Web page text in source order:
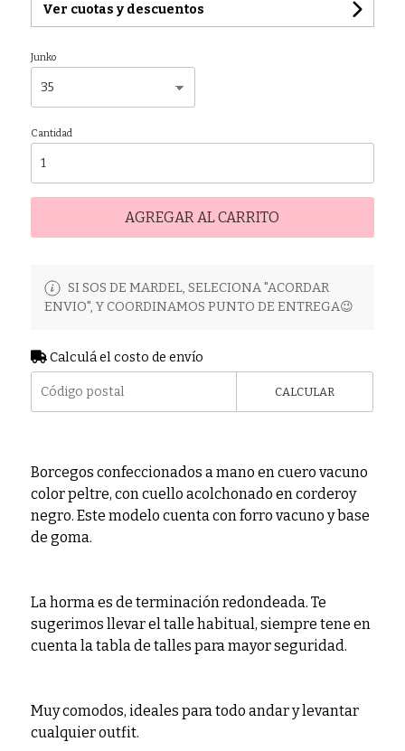
Ver cuotas y descuentos
Junko
Cantidad
AGREGAR AL CARRITO
SI SOS DE MARDEL, SELECIONA "ACORDAR
ENVIO", Y COORDINAMOS PUNTO DE ENTREGA😉
Calculá el costo de envío
CALCULAR
Borcegos confeccionados a mano en cuero vacuno
color peltre, con cuello acolchonado en corderoy
negro. Este modelo cuenta con forro vacuno y base
de goma.
La horma es de terminación redondeada. Te
sugerimos llevar el talle habitual, siempre tene en
cuenta la tabla de talles para mayor seguridad.
Muy comodos, ideales para todo andar y levantar
cualquier outfit.